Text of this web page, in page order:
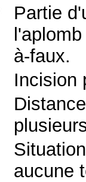
Partie
à-faux.
Incision
aucune